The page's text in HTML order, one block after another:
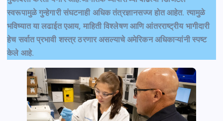
स्वरूपामुळे गुन्हेगारी संघटनाही अधिक तंत्रज्ञानसज्ज होत आहेत. त्यामुळे
भविष्यात या लढाईत एआय, माहिती विश्लेषण आणि आंतरराष्ट्रीय भागीदारी
हेच सर्वात प्रभावी शस्त्र ठरणार असल्याचे अमेरिकन अधिकाऱ्यांनी स्पष्ट
केले आहे.